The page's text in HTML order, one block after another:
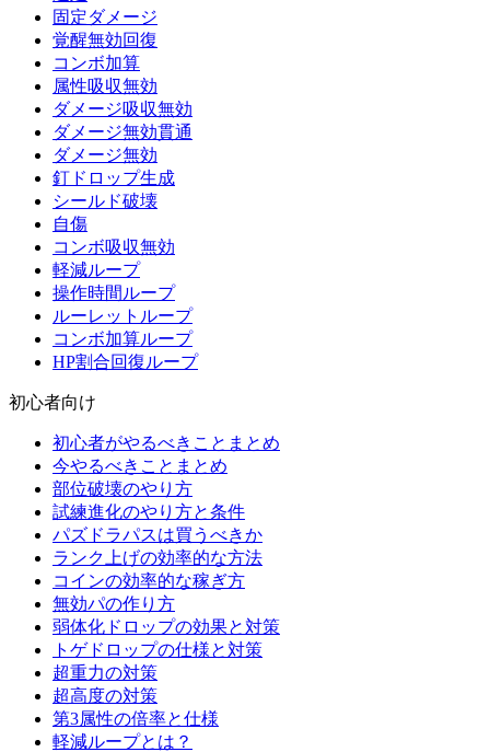
固定ダメージ
覚醒無効回復
コンボ加算
属性吸収無効
ダメージ吸収無効
ダメージ無効貫通
ダメージ無効
釘ドロップ生成
シールド破壊
自傷
コンボ吸収無効
軽減ループ
操作時間ループ
ルーレットループ
コンボ加算ループ
HP割合回復ループ
初心者向け
初心者がやるべきことまとめ
今やるべきことまとめ
部位破壊のやり方
試練進化のやり方と条件
パズドラパスは買うべきか
ランク上げの効率的な方法
コインの効率的な稼ぎ方
無効パの作り方
弱体化ドロップの効果と対策
トゲドロップの仕様と対策
超重力の対策
超高度の対策
第3属性の倍率と仕様
軽減ループとは？